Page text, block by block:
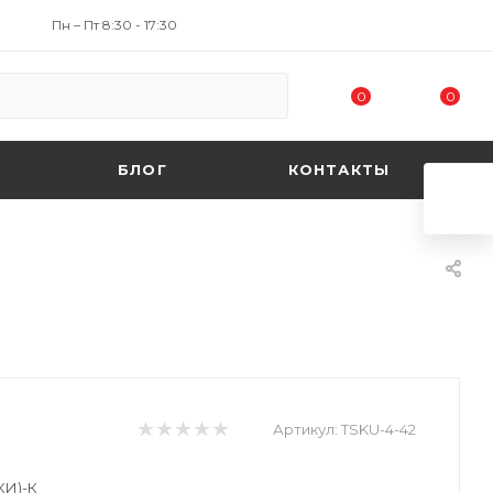
Пн – Пт 8:30 - 17:30
0 0
БЛОГ КОНТАКТЫ
Артикул: TSKU-4-42
К